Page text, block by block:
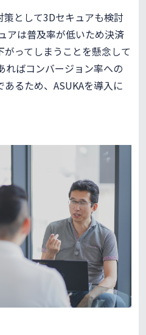
として3Dセキュアも検討
アは普及率が低いため決済
ってしまうことを懸念して
ればコンバージョン率への
るため、ASUKAを導入に